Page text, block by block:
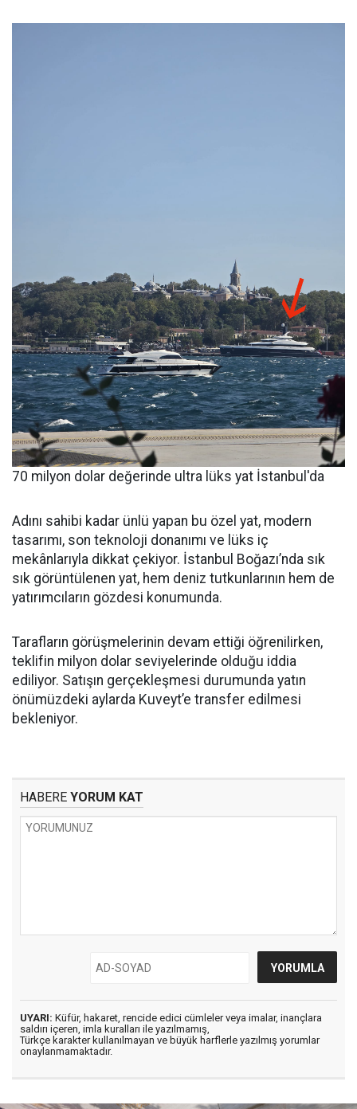
70 milyon dolar değerinde ultra lüks yat İstanbul'da
Adını sahibi kadar ünlü yapan bu özel yat, modern
tasarımı, son teknoloji donanımı ve lüks iç
mekânlarıyla dikkat çekiyor. İstanbul Boğazı’nda sık
sık görüntülenen yat, hem deniz tutkunlarının hem de
yatırımcıların gözdesi konumunda.
Tarafların görüşmelerinin devam ettiği öğrenilirken,
teklifin milyon dolar seviyelerinde olduğu iddia
ediliyor. Satışın gerçekleşmesi durumunda yatın
önümüzdeki aylarda Kuveyt’e transfer edilmesi
bekleniyor.
HABERE YORUM KAT
UYARI: Küfür, hakaret, rencide edici cümleler veya imalar, inançlara
saldırı içeren, imla kuralları ile yazılmamış,
Türkçe karakter kullanılmayan ve büyük harflerle yazılmış yorumlar
onaylanmamaktadır.